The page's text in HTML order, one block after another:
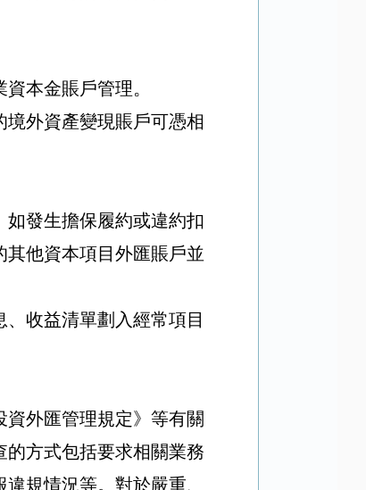
本金賬戶管理。
外資產變現賬戶可憑相
發生擔保履約或違約扣
他資本項目外匯賬戶並
收益清單劃入經常項目
資外匯管理規定》等有關
方式包括要求相關業務
規情況等。對於嚴重、